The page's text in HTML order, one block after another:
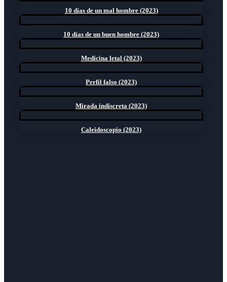
10 días de un mal hombre (2023)
10 días de un buen hombre (2023)
Medicina letal (2023)
Perfil falso (2023)
Mirada indiscreta (2023)
Caleidoscopio (2023)